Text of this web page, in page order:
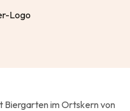
Biergarten im Ortskern von